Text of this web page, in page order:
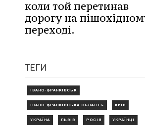
коли той перетинав
дорогу на
переході.
ТЕГИ
ІВАНО-ФРАНКІВСЬК
ІВАНО-ФРАНКІВСЬКА ОБЛАСТЬ КИЇВ
УКРАЇНА ЛЬВІВ РОСІЯ УКРАЇНЦІ